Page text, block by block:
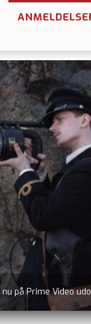
nu på Prime Video